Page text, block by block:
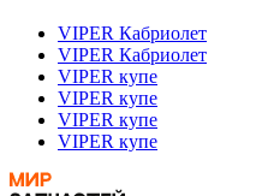
VIPER Кабриолет
VIPER Кабриолет
VIPER купе
VIPER купе
VIPER купе
VIPER купе